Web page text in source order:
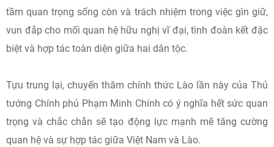
tầm quan trọng sống còn và trách nhiệm trong việc gìn giữ,
vun đắp cho mối quan hệ hữu nghị vĩ đại, tình đoàn kết đặc
biệt và hợp tác toàn diện giữa hai dân tộc.
Tựu trung lại, chuyến thăm chính thức Lào lần này của Thủ
tướng Chính phủ Phạm Minh Chính có ý nghĩa hết sức quan
trọng và chắc chắn sẽ tạo động lực mạnh mẽ tăng cường
quan hệ và sự hợp tác giữa Việt Nam và Lào.